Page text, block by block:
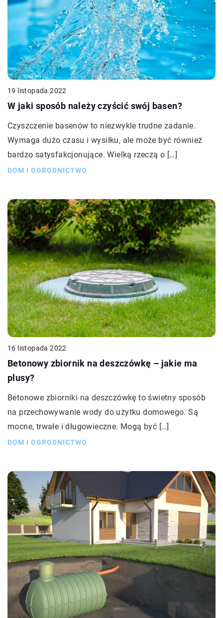
19 listopada 2022
W jaki sposób należy czyścić swój basen?
Czyszczenie basenów to niezwykle trudne zadanie.
Wymaga dużo czasu i wysiłku, ale może być również
bardzo satysfakcjonujące. Wielką rzeczą o […]
DOM I OGRODNICTWO
16 listopada 2022
Betonowy zbiornik na deszczówkę – jakie ma
plusy?
Betonowe zbiorniki na deszczówkę to świetny sposób
na przechowywanie wody do użytku domowego. Są
mocne, trwałe i długowieczne. Mogą być […]
DOM I OGRODNICTWO